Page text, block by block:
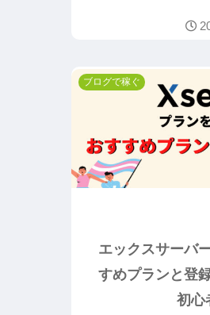
ブログで稼ぐ
エックスサーバ
すめプランと登
初心